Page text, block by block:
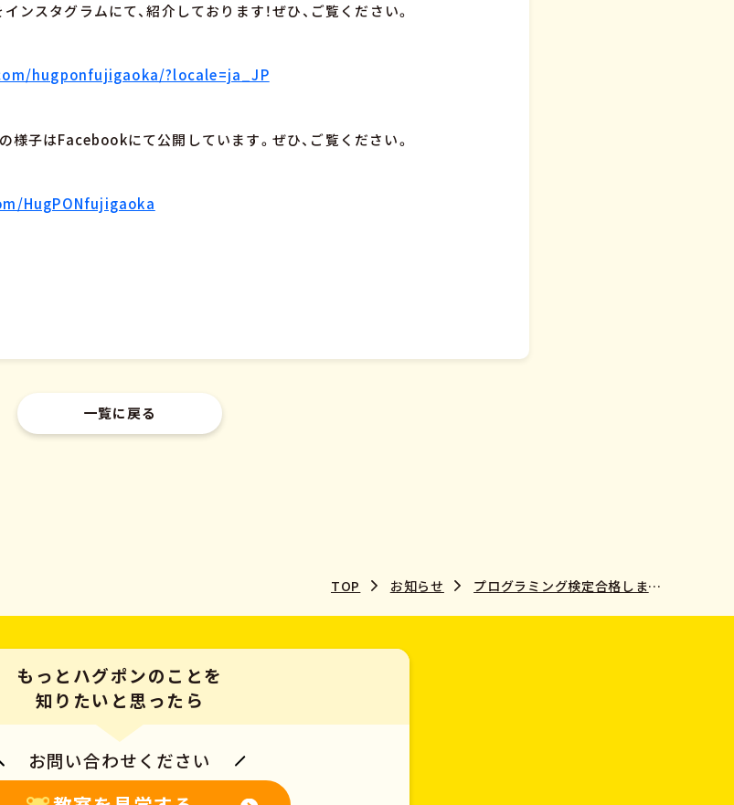
ンスタグラムにて、紹介しております！ぜひ、ご覧ください。
hugponfujigaoka/?locale=ja_JP
様子はFacebookにて公開しています。ぜひ、ご覧ください。
HugPONfujigaoka
一覧に戻る
TOP お知らせ プログラミング検定合格しました☆
もっとハグポンのことを
知りたいと思ったら
お問い合わせください